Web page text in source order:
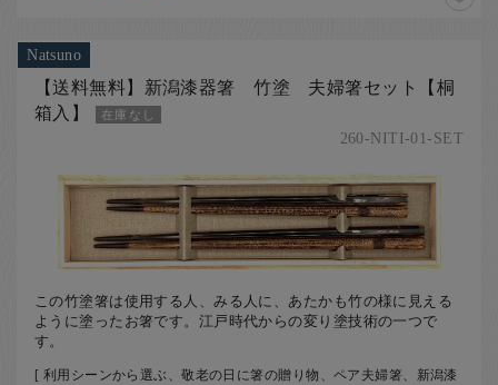
Natsuno
【送料無料】新潟漆器箸 竹塗 夫婦箸セット【桐
箱入】
在庫なし
260-NITI-01-SET
この竹塗箸は使用する人、みる人に、あたかも竹の様に見える
ように塗ったお箸です。江戸時代からの変り塗技術の一つで
す。
[ 利用シーンから選ぶ、敬老の日に箸の贈り物、ペア夫婦箸、新潟漆